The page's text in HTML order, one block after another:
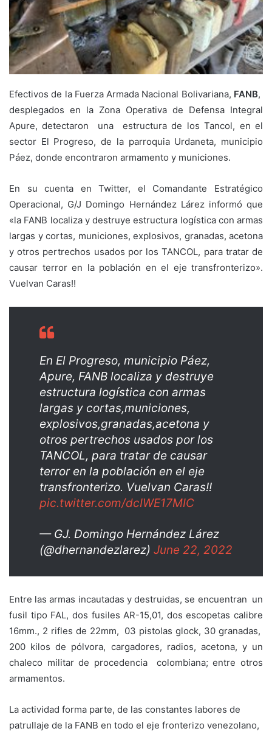
Efectivos de la Fuerza Armada Nacional Bolivariana, FANB,
desplegados en la Zona Operativa de Defensa Integral
Apure, detectaron una estructura de los Tancol, en el
sector El Progreso, de la parroquia Urdaneta, municipio
Páez, donde encontraron armamento y municiones.
En su cuenta en Twitter, el Comandante Estratégico
Operacional, G/J Domingo Hernández Lárez informó que
«la FANB localiza y destruye estructura logística con armas
largas y cortas, municiones, explosivos, granadas, acetona
y otros pertrechos usados por los TANCOL, para tratar de
causar terror en la población en el eje transfronterizo».
Vuelvan Caras!!
En El Progreso, municipio Páez,
Apure, FANB localiza y destruye
estructura logística con armas
largas y cortas,municiones,
explosivos,granadas,acetona y
otros pertrechos usados por los
TANCOL, para tratar de causar
terror en la población en el eje
transfronterizo. Vuelvan Caras!!
pic.twitter.com/dcIWE17MIC
— GJ. Domingo Hernández Lárez
(@dhernandezlarez) June 22, 2022
Entre las armas incautadas y destruidas, se encuentran un
fusil tipo FAL, dos fusiles AR-15,01, dos escopetas calibre
16mm., 2 rifles de 22mm, 03 pistolas glock, 30 granadas,
200 kilos de pólvora, cargadores, radios, acetona, y un
chaleco militar de procedencia colombiana; entre otros
armamentos.
La actividad forma parte, de las constantes labores de
patrullaje de la FANB en todo el eje fronterizo venezolano,